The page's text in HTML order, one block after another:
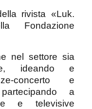
rivista «Luk.
Fondazione
nel settore sia
ideando e
concerto e
a
e televisive